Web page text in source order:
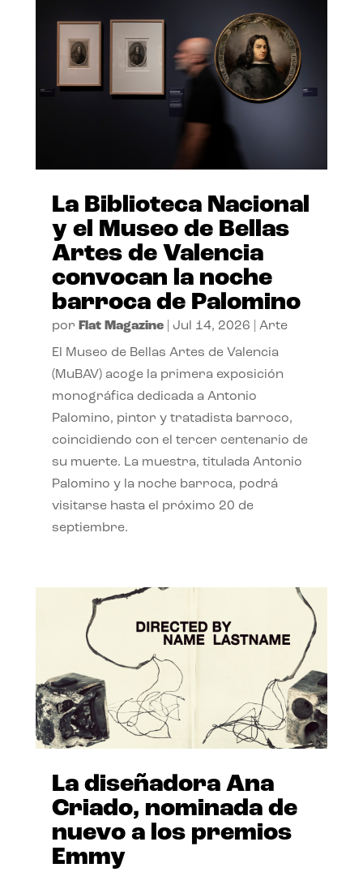
La Biblioteca Nacional
y el Museo de Bellas
Artes de Valencia
convocan la noche
barroca de Palomino
por Flat Magazine| Jul 14, 2026 Arte
El Museo de Bellas Artes de Valencia
(MuBAV) acoge la primera exposición
monográfica dedicada a Antonio
Palomino, pintor y tratadista barroco,
coincidiendo con el tercer centenario de
su muerte. La muestra, titulada Antonio
Palomino y la noche barroca, podrá
visitarse hasta el próximo 20 de
septiembre.
La diseñadora Ana
Criado, nominada de
nuevo a los premios
Emmy